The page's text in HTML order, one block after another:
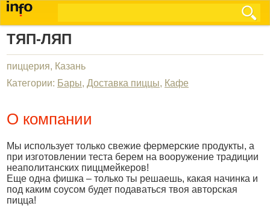
ТЯП-ЛЯП
пиццерия, Казань
Категории: Бары, Доставка пиццы, Кафе
О компании
Мы использует только свежие фермерские продукты, а
при изготовлении теста берем на вооружение традиции
неаполитанских пиццмейкеров!
Еще одна фишка – только ты решаешь, какая начинка и
под каким соусом будет подаваться твоя авторская
пицца!